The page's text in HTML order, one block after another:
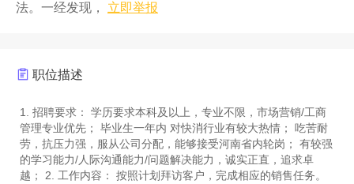
法。一经发现，
立即举报
职位描述
1. 招聘要求： 学历要求本科及以上，专业不限，市场营销/工商
管理专业优先； 毕业生一年内 对快消行业有较大热情； 吃苦耐
劳，抗压力强，服从公司分配，能够接受河南省内轮岗； 有较强
的学习能力/人际沟通能力/问题解决能力，诚实正直，追求卓
越； 2. 工作内容： 按照计划拜访客户，完成相应的销售任务。